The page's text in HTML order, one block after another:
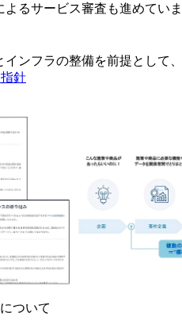
るサービス審査も進めてい
ンフラの整備を前提として
針
ついて